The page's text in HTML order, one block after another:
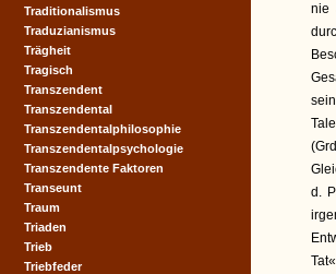
nie
d.
Traditionalismus
Traduzianismus
Trägheit
Tragisch
Transzendent
Transzendental
Transzendentalphilosophie
Transzendentalpsychologie
Transzendente Faktoren
Transeunt
Traum
Triaden
Trieb
Triebfeder